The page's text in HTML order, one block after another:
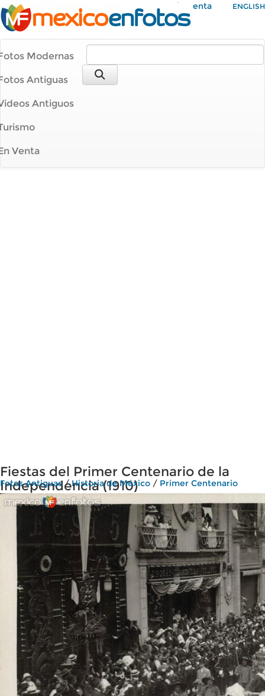
Mi Cuenta ENGLISH
Modernas
Antiguas
Antiguos
Venta
Fiestas del Primer Centenario de la
Independencia (1910)
Fotos Antiguas/Historia de México / Primer Centenario